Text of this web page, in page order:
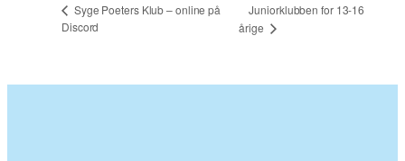
Syge Poeters Klub – online på
Discord
Juniorklubben for 13-16
årige